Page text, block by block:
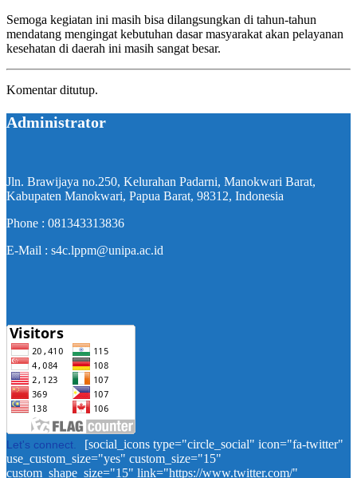
Semoga kegiatan ini masih bisa dilangsungkan di tahun-tahun
mendatang mengingat kebutuhan dasar masyarakat akan pelayanan
kesehatan di daerah ini masih sangat besar.
Komentar ditutup.
Administrator
Jln. Brawijaya no.250, Kelurahan Padarni, Manokwari Barat,
Kabupaten Manokwari, Papua Barat, 98312, Indonesia
Phone : 081343313836
E-Mail : s4c.lppm@unipa.ac.id
Let's connect.
[social_icons type="circle_social" icon="fa-twitter"
use_custom_size="yes" custom_size="15"
custom_shape_size="15" link="https://www.twitter.com/"